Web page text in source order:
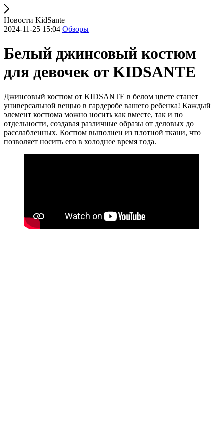
Новости KidSante
2024-11-25 15:04 Обзоры
Белый джинсовый костюм
для девочек от KIDSANTE
Джинсовый костюм от KIDSANTE в белом цвете станет
универсальной вещью в гардеробе вашего ребенка! Каждый
элемент костюма можно носить как вместе, так и по
отдельности, создавая различные образы от деловых до
расслабленных. Костюм выполнен из плотной ткани, что
позволяет носить его в холодное время года.